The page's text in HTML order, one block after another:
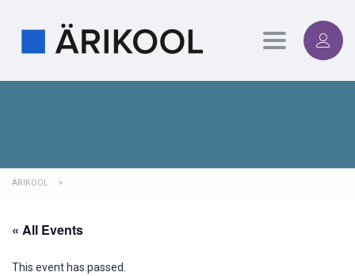
Toggle
ÄRIKOOL >
« All Events
This event has passed.